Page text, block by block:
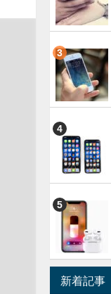
新着記事